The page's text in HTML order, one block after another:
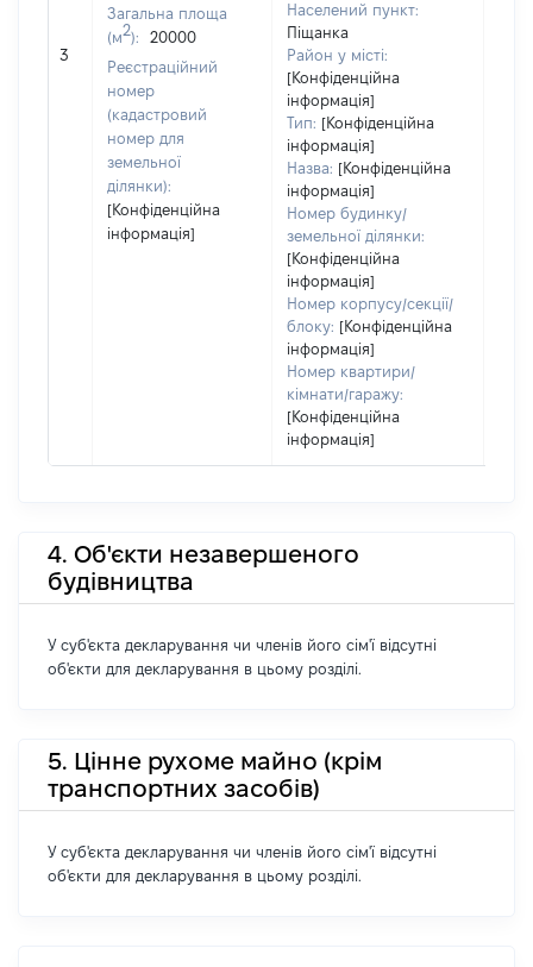
3
Загальна площа
(м2):
20000
Реєстраційний
номер
(кадастровий
номер для
земельної
ділянки):
[Конфіденційна
інформація]
Населений пункт:
Піщанка
Район у місті:
[Конфіденційна
інформація]
Тип: [Конфіденційна
інформація]
Назва: [Конфіденційна
інформація]
Номер будинку/
земельної ділянки:
[Конфіденційна
інформація]
Номер корпусу/секції/
блоку: [Конфіденційна
інформація]
Номер квартири/
кімнати/гаражу:
[Конфіденційна
інформація]
4. Об'єкти незавершеного
будівництва
У суб'єкта декларування чи членів його сім'ї відсутні
об'єкти для декларування в цьому розділі.
5. Цінне рухоме майно (крім
транспортних засобів)
У суб'єкта декларування чи членів його сім'ї відсутні
об'єкти для декларування в цьому розділі.